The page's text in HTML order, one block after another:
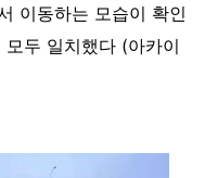
이동하는 모습이 확인
두 일치했다 (아카이